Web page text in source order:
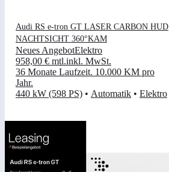
Audi RS e-tron GT LASER CARBON HUD
NACHTSICHT 360°KAM
Neues AngebotElektro
958,00 € mtl.inkl. MwSt.
36 Monate Laufzeit. 10.000 KM pro
Jahr.
440 kW (598 PS) • Automatik • Elektro